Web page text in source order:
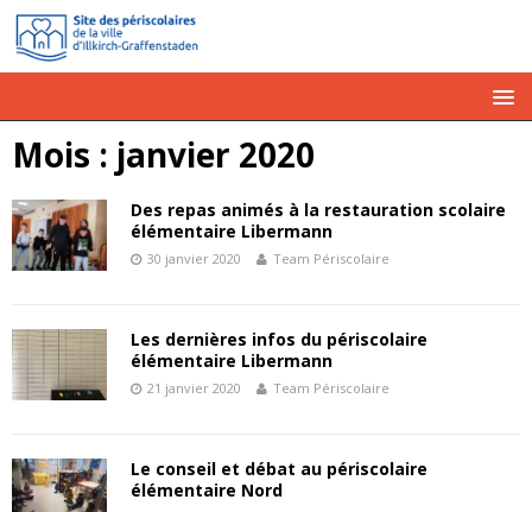
Mois : janvier 2020
Des repas animés à la restauration scolaire
élémentaire Libermann
30 janvier 2020 Team Périscolaire
Les dernières infos du périscolaire
élémentaire Libermann
21 janvier 2020 Team Périscolaire
Le conseil et débat au périscolaire
élémentaire Nord